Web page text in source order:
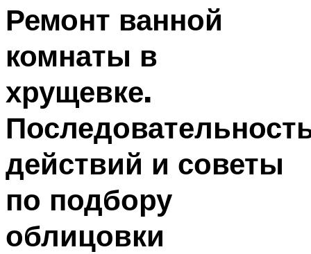
Ремонт ванной
комнаты в
хрущевке.
действий и советы
по подбору
облицовки